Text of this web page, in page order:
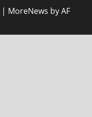
| MoreNews by AF